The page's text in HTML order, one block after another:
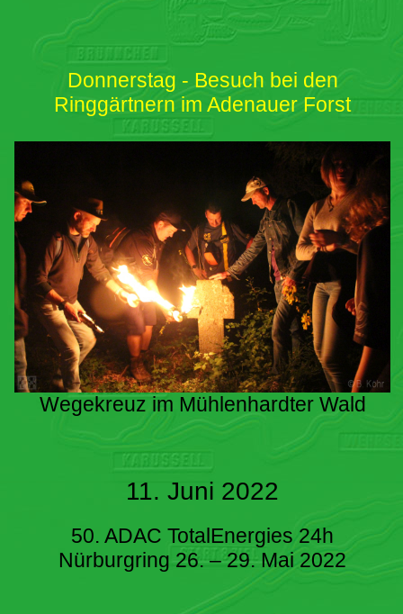
Donnerstag - Besuch bei den
Ringgärtnern im Adenauer Forst
Wegekreuz im Mühlenhardter Wald
11. Juni 2022
50. ADAC TotalEnergies 24h
Nürburgring 26. – 29. Mai 2022